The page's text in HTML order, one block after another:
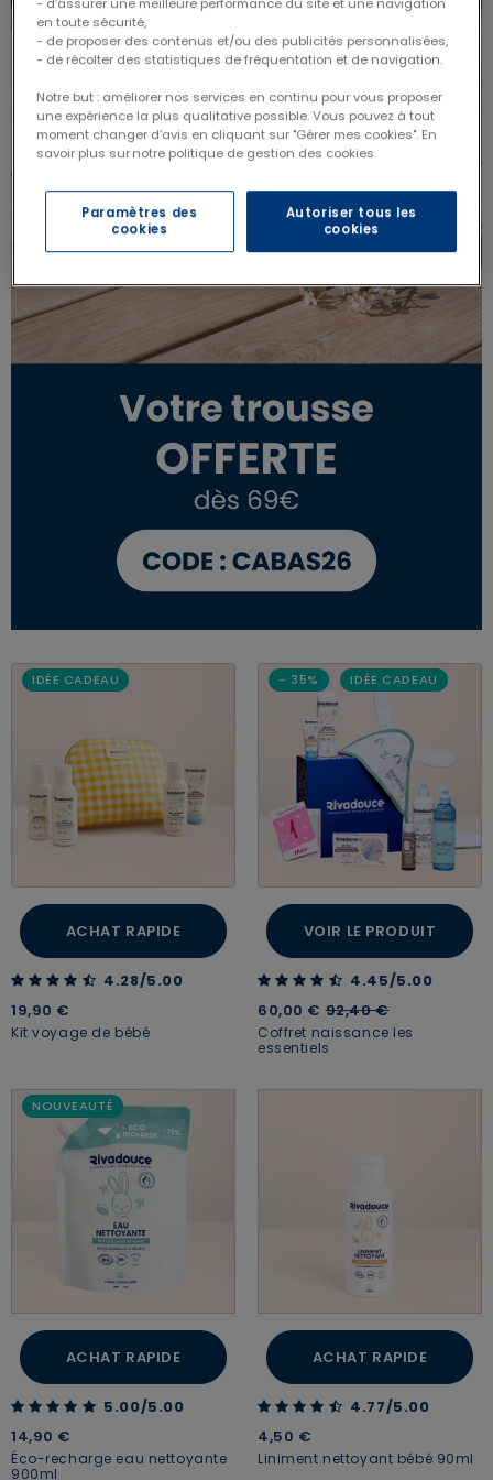
IDÉE CADEAU
ACHAT RAPIDE
4.28 out of 5 Customer Rating
4.28/5.00
19,90 €
Kit voyage de bébé
- 35% IDÉE CADEAU
VOIR LE PRODUIT
4.45 out of 5 Customer Rating
4.45/5.00
60,00 €Price reduced from
92,40 €to
Coffret naissance les
essentiels
NOUVEAUTÉ
ACHAT RAPIDE
5.00 out of 5 Customer Rating
5.00/5.00
14,90 €
Éco-recharge eau nettoyante
900ml
ACHAT RAPIDE
4.77 out of 5 Customer Rating
4.77/5.00
4,50 €
Liniment nettoyant bébé 90ml
en toute sécurité,
- de proposer des contenus et/ou des publicités personnalisées,
- de récolter des statistiques de fréquentation et de navigation.
Notre but : améliorer nos services en continu pour vous proposer
une expérience la plus qualitative possible. Vous pouvez à tout
moment changer d’avis en cliquant sur "Gérer mes cookies". En
savoir plus sur notre politique de gestion des cookies.
Paramètres des
cookies
Autoriser tous les
cookies